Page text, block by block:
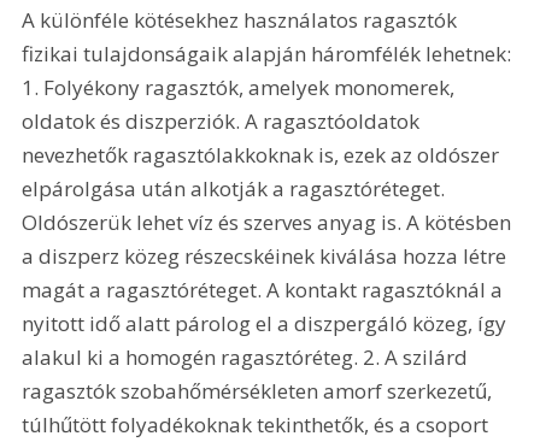
A különféle kötésekhez használatos ragasztók
fizikai tulajdonságaik alapján háromfélék lehetnek:
1. Folyékony ragasztók, amelyek monomerek,
oldatok és diszperziók. A ragasztóoldatok
nevezhetők ragasztólakkoknak is, ezek az oldószer
elpárolgása után alkotják a ragasztóréteget.
Oldószerük lehet víz és szerves anyag is. A kötésben
a diszperz közeg részecskéinek kiválása hozza létre
magát a ragasztóréteget. A kontakt ragasztóknál a
nyitott idő alatt párolog el a diszpergáló közeg, így
alakul ki a homogén ragasztóréteg. 2. A szilárd
ragasztók szobahőmérsékleten amorf szerkezetű,
túlhűtött folyadékoknak tekinthetők, és a csoport